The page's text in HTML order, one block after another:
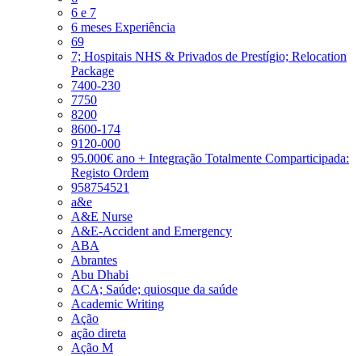
6 e 7
6 meses Experiência
69
7; Hospitais NHS & Privados de Prestígio; Relocation
Package
7400-230
7750
8200
8600-174
9120-000
95.000€ ano + Integração Totalmente Comparticipada:
Registo Ordem
958754521
a&e
A&E Nurse
A&E-Accident and Emergency
ABA
Abrantes
Abu Dhabi
ACA; Saúde; quiosque da saúde
Academic Writing
Ação
ação direta
Ação M